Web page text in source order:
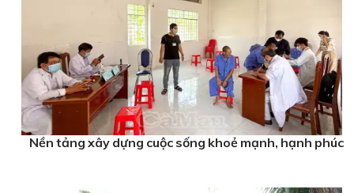
Nền tảng xây dựng cuộc sống khoẻ mạnh, hạnh phúc